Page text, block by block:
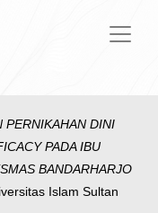
PERNIKAHAN DINI
PADA IBU
BANDARHARJO
Islam Sultan